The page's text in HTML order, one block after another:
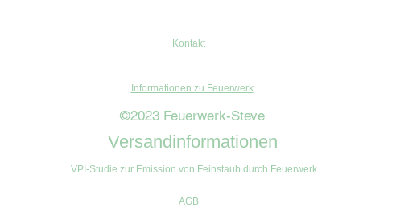
Kontakt
Informationen zu Feuerwerk
©2023 Feuerwerk-Steve
Versandinformationen
VPI-Studie zur Emission von Feinstaub durch Feuerwerk
AGB